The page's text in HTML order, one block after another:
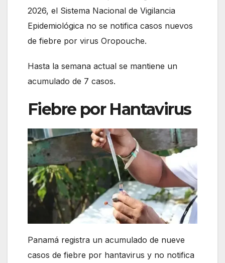
2026, el Sistema Nacional de Vigilancia
Epidemiológica no se notifica casos nuevos
de fiebre por virus Oropouche.
Hasta la semana actual se mantiene un
acumulado de 7 casos.
Fiebre por Hantavirus
Panamá registra un acumulado de nueve
casos de fiebre por hantavirus y no notifica